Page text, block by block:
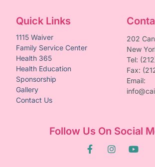
Quick Links
1115 Waiver
Family Service Center
Health 365
Health Education
Sponsorship
Gallery
Contact Us
202
New
Tel:
Fax:
Email:
Follow Us On Social